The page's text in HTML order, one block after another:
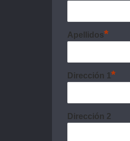
Apellidos*
Dirección 1 *
Dirección 2